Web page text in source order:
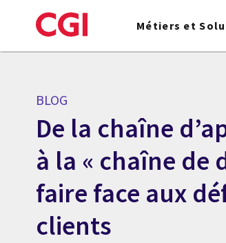
to
Métiers et
BLOG
De la chaîne
à la « chaîne de
faire face aux
clients